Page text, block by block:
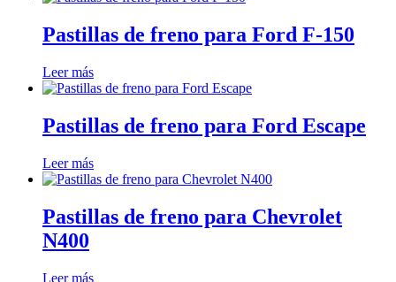
Pastillas de freno para Ford F-150
Leer más
Pastillas de freno para Ford Escape
Leer más
Pastillas de freno para Chevrolet
N400
Leer más